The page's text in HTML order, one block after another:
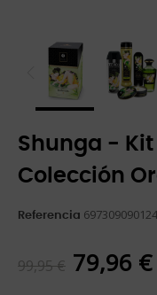
Shunga - Kit
Colección
Referencia 697309090124
99,95 € 79,96 €